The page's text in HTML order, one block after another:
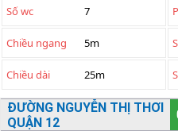
Số wc 7
Chiều ngang 5m
Chiều dài 25m
ĐƯỜNG NGUYỄN THỊ THƠI
QUẬN 12